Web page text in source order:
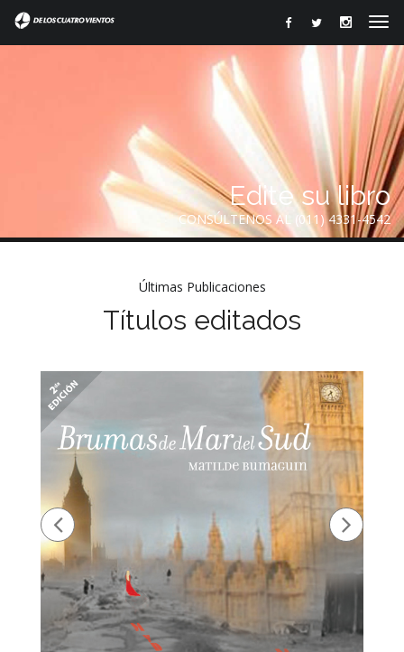
Edite su libro
CONSÚLTENOS AL (011) 4331-4542
Últimas Publicaciones
Títulos editados